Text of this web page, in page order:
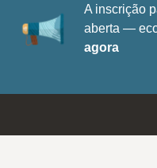
A inscrição
aberta —
agora